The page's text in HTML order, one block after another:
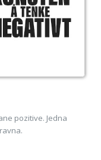
pozitive. Jedna